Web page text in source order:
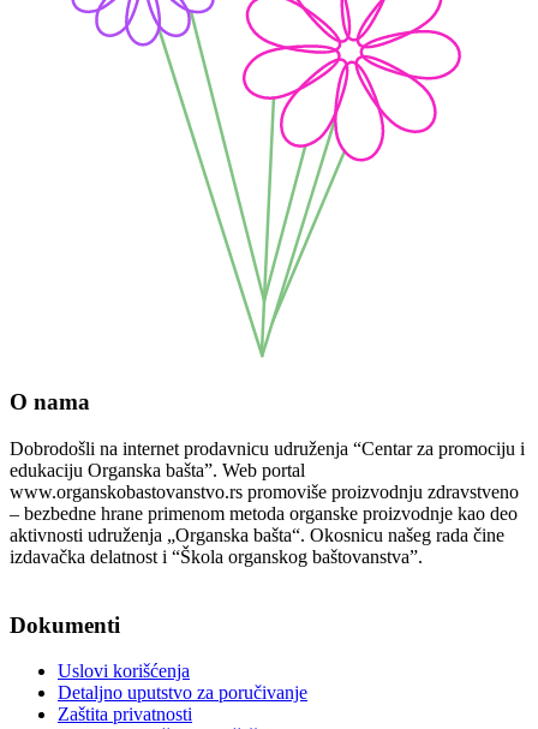
O nama
Dobrodošli na internet prodavnicu udruženja “Centar za promociju i
edukaciju Organska bašta”. Web portal
www.organskobastovanstvo.rs promoviše proizvodnju zdravstveno
– bezbedne hrane primenom metoda organske proizvodnje kao deo
aktivnosti udruženja „Organska bašta“. Okosnicu našeg rada čine
izdavačka delatnost i “Škola organskog baštovanstva”.
Dokumenti
Uslovi korišćenja
Detaljno uputstvo za poručivanje
Zaštita privatnosti